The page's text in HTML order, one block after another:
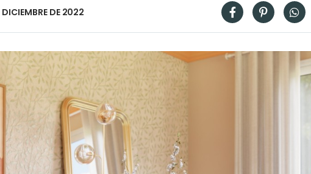
DICIEMBRE DE 2022